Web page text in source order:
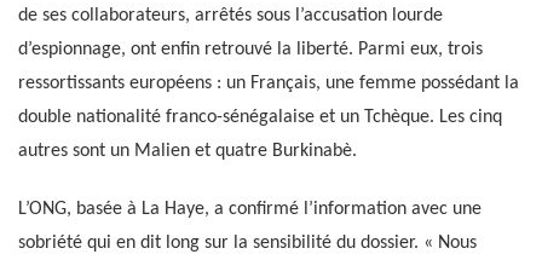
de ses collaborateurs, arrêtés sous l’accusation lourde
d’espionnage, ont enfin retrouvé la liberté. Parmi eux, trois
ressortissants européens : un Français, une femme possédant la
double nationalité franco-sénégalaise et un Tchèque. Les cinq
autres sont un Malien et quatre Burkinabè.
L’ONG, basée à La Haye, a confirmé l’information avec une
sobriété qui en dit long sur la sensibilité du dossier. « Nous